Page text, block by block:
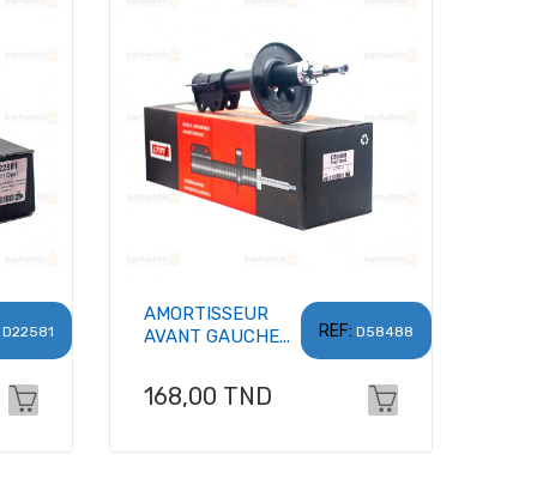
D22581 REF: D58488
AMORTISSEUR
AVANT GAUCHE...
Prix
168,00 TND